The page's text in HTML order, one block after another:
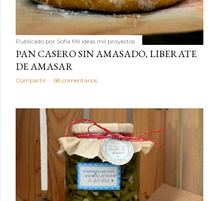
Publicado por Sofía Mil ideas mil proyectos
PAN CASERO SIN AMASADO, LIBERATE
DE AMASAR
Compartir 68 comentarios